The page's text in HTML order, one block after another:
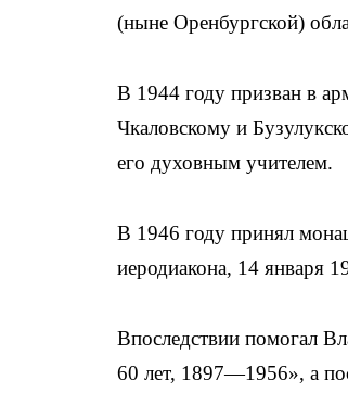
(ныне Оренбургской)
В 1944 году призван в
Чкаловскому и
его духовным учителем.
В 1946 году принял
иеродиакона, 14 января
Впоследствии помогал
60 лет, 1897—1956», а